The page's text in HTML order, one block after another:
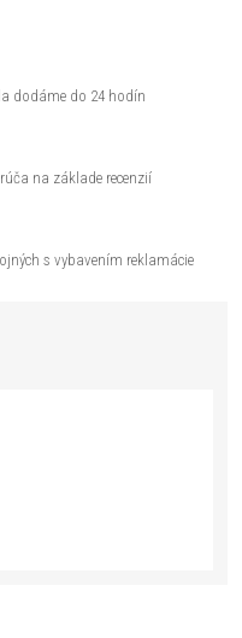
dodáme do 24 hodín
na základe recenzií
s vybavením reklamácie